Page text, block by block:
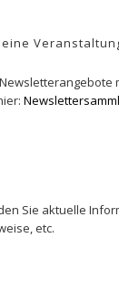
Sie aktuelle
etc.